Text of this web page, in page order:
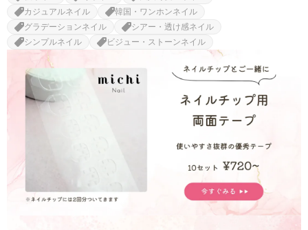
カジュアルネイル
韓国・ワンホンネイル
グラデーションネイル
シアー・透け感ネイル
シンプルネイル
ビジュー・ストーンネイル